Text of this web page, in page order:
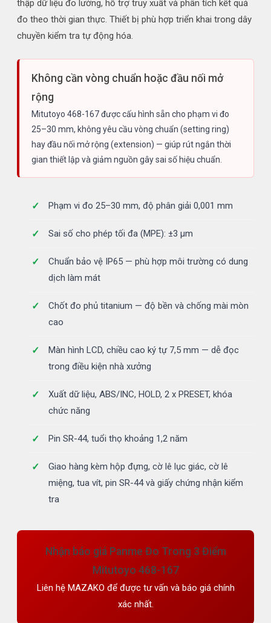
thập dữ liệu đo lường, hỗ trợ truy xuất và phân tích kết quả
đo theo thời gian thực. Thiết bị phù hợp triển khai trong dây
chuyền kiểm tra tự động hóa.
Không cần vòng chuẩn hoặc đầu nối mở
rộng
Mitutoyo 468-167 được cấu hình sẵn cho phạm vi đo
25–30 mm, không yêu cầu vòng chuẩn (setting ring)
hay đầu nối mở rộng (extension) — giúp rút ngắn thời
gian thiết lập và giảm nguồn gây sai số hiệu chuẩn.
Phạm vi đo 25–30 mm, độ phân giải 0,001 mm
Sai số cho phép tối đa (MPE): ±3 µm
Chuẩn bảo vệ IP65 — phù hợp môi trường có dung
dịch làm mát
Chốt đo phủ titanium — độ bền và chống mài mòn
cao
Màn hình LCD, chiều cao ký tự 7,5 mm — dễ đọc
trong điều kiện nhà xưởng
Xuất dữ liệu, ABS/INC, HOLD, 2 x PRESET, khóa
chức năng
Pin SR-44, tuổi thọ khoảng 1,2 năm
Giao hàng kèm hộp đựng, cờ lê lục giác, cờ lê
miệng, tua vít, pin SR-44 và giấy chứng nhận kiểm
tra
Nhận báo giá Panme Đo Trong 3 Điểm
Mitutoyo 468-167
Liên hệ MAZAKO để được tư vấn và báo giá chính
xác nhất.